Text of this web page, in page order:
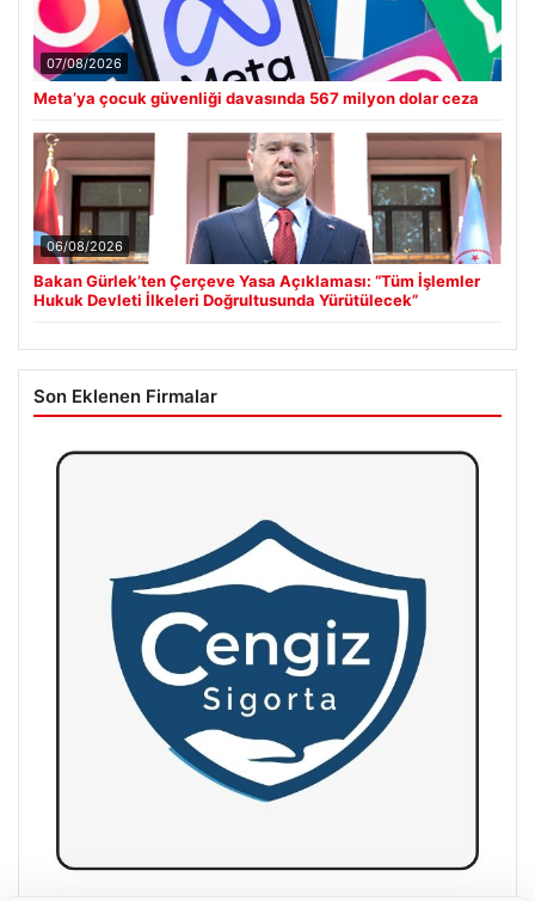
07/08/2026
Meta’ya çocuk güvenliği davasında 567 milyon dolar ceza
06/08/2026
Bakan Gürlek’ten Çerçeve Yasa Açıklaması: “Tüm İşlemler
Hukuk Devleti İlkeleri Doğrultusunda Yürütülecek”
Son Eklenen Firmalar